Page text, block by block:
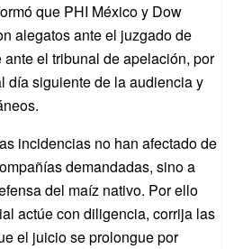
que PHI México y Dow
alegatos ante el juzgado de
el tribunal de apelación, por
día siguiente de la audiencia y
incidencias no han afectado de
demandadas, sino a
del maíz nativo. Por ello
actúe con diligencia, corrija las
el juicio se prolongue por